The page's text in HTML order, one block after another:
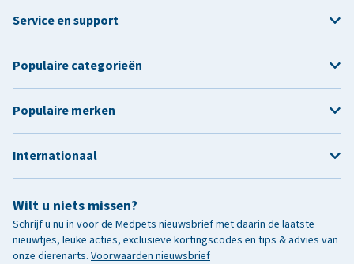
Wilt u niets missen?
Schrijf u nu in voor de Medpets nieuwsbrief met daarin de laatste
nieuwtjes, leuke acties, exclusieve kortingscodes en tips & advies van
onze dierenarts. Voorwaarden nieuwsbrief
Service en support
Populaire categorieën
Populaire merken
Internationaal